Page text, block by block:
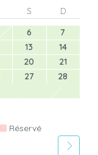
S
D
6
7
13
14
20
21
27
28
Réservé